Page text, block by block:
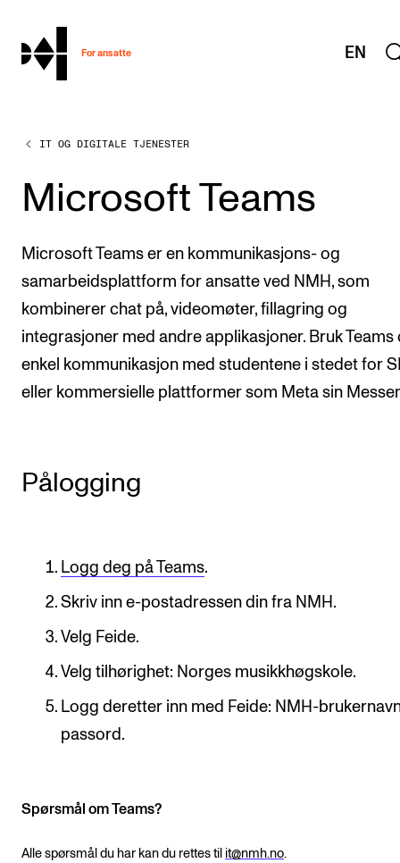
hjem
For ansatte EN
MITT ARBEIDSFORHOLD
Arbeidstid og lønn
Reiser og utveksling
Kompetanse og velferd
Overordnet i mitt arbeid
Helse, miljø og sikkerhet
Nyansatt på NMH
Refusjon av utlegg
IT og digitale tjenester
Kommunikasjon
Rom og bygg
Alle hjelpesider
Eksamen og vitnemål
Studentenes psykososiale læringsmiljø
IT OG DIGITALE TJENESTER
Microsoft Teams
Microsoft Teams er en kommunikasjons- og
samarbeidsplattform for ansatte ved NMH, som
kombinerer chat på, videomøter, fillagring og
integrasjoner med andre applikasjoner. Bruk Teams
enkel kommunikasjon med studentene i stedet for
eller kommersielle plattformer som Meta sin
Pålogging
Logg deg på Teams.
Skriv inn e-postadressen din fra NMH.
Velg Feide.
Velg tilhørighet: Norges musikkhøgskole.
Logg deretter inn med Feide: NMH-
passord.
Spørsmål om Teams?
Alle spørsmål du har kan du rettes til it@nmh.no.